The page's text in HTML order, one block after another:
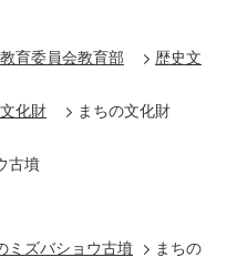
教育委員会教育部 歴史文
化財 まちの文化財
古墳
ミズバショウ古墳 まちの